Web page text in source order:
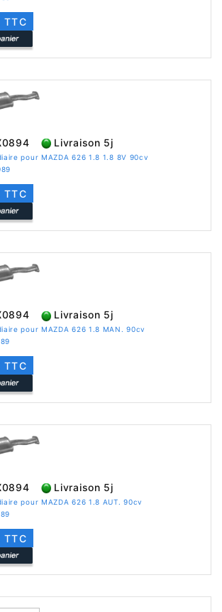
TTC
Livraison 5j
pour MAZDA 626 1.8 1.8 8V 90cv
TTC
Livraison 5j
pour MAZDA 626 1.8 MAN. 90cv
TTC
Livraison 5j
pour MAZDA 626 1.8 AUT. 90cv
TTC